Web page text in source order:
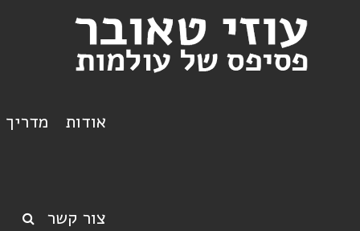
אודות מדריך
צור קשר